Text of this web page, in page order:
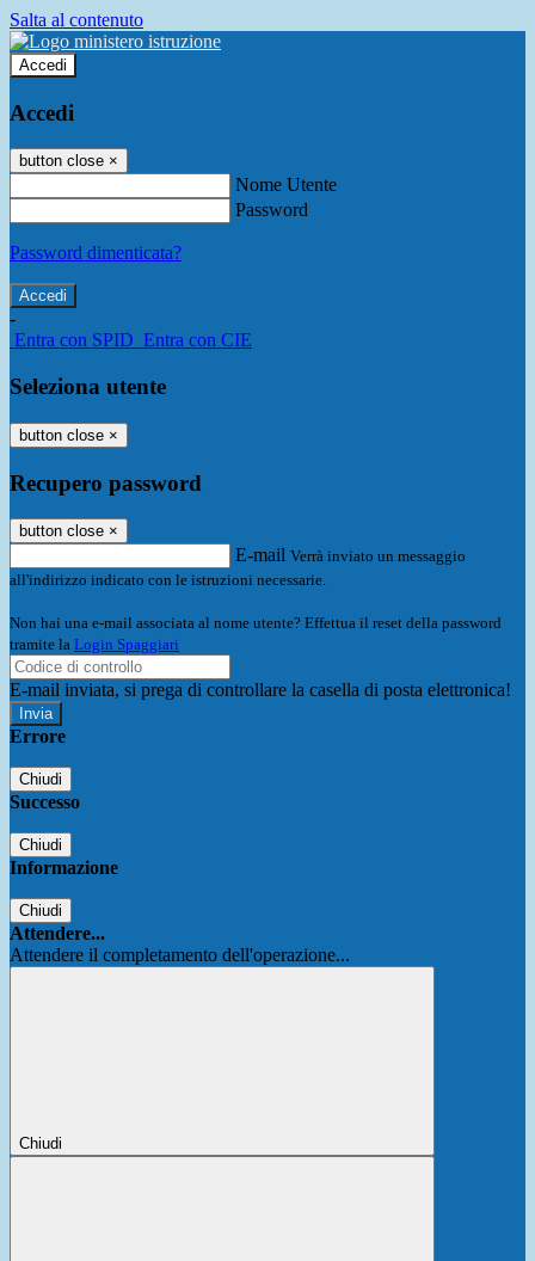
Salta al contenuto
Accedi
Accedi
button close ×
Nome Utente
Password
Password dimenticata?
-
Entra con SPID Entra con CIE
Seleziona utente
button close ×
Recupero password
button close ×
E-mail Verrà inviato un messaggio
all'indirizzo indicato con le istruzioni necessarie.
Non hai una e-mail associata al nome utente? Effettua il reset della password
tramite la Login Spaggiari
E-mail inviata, si prega di controllare la casella di posta elettronica!
Errore
Chiudi
Successo
Chiudi
Informazione
Chiudi
Attendere...
Attendere il completamento dell'operazione...
Chiudi